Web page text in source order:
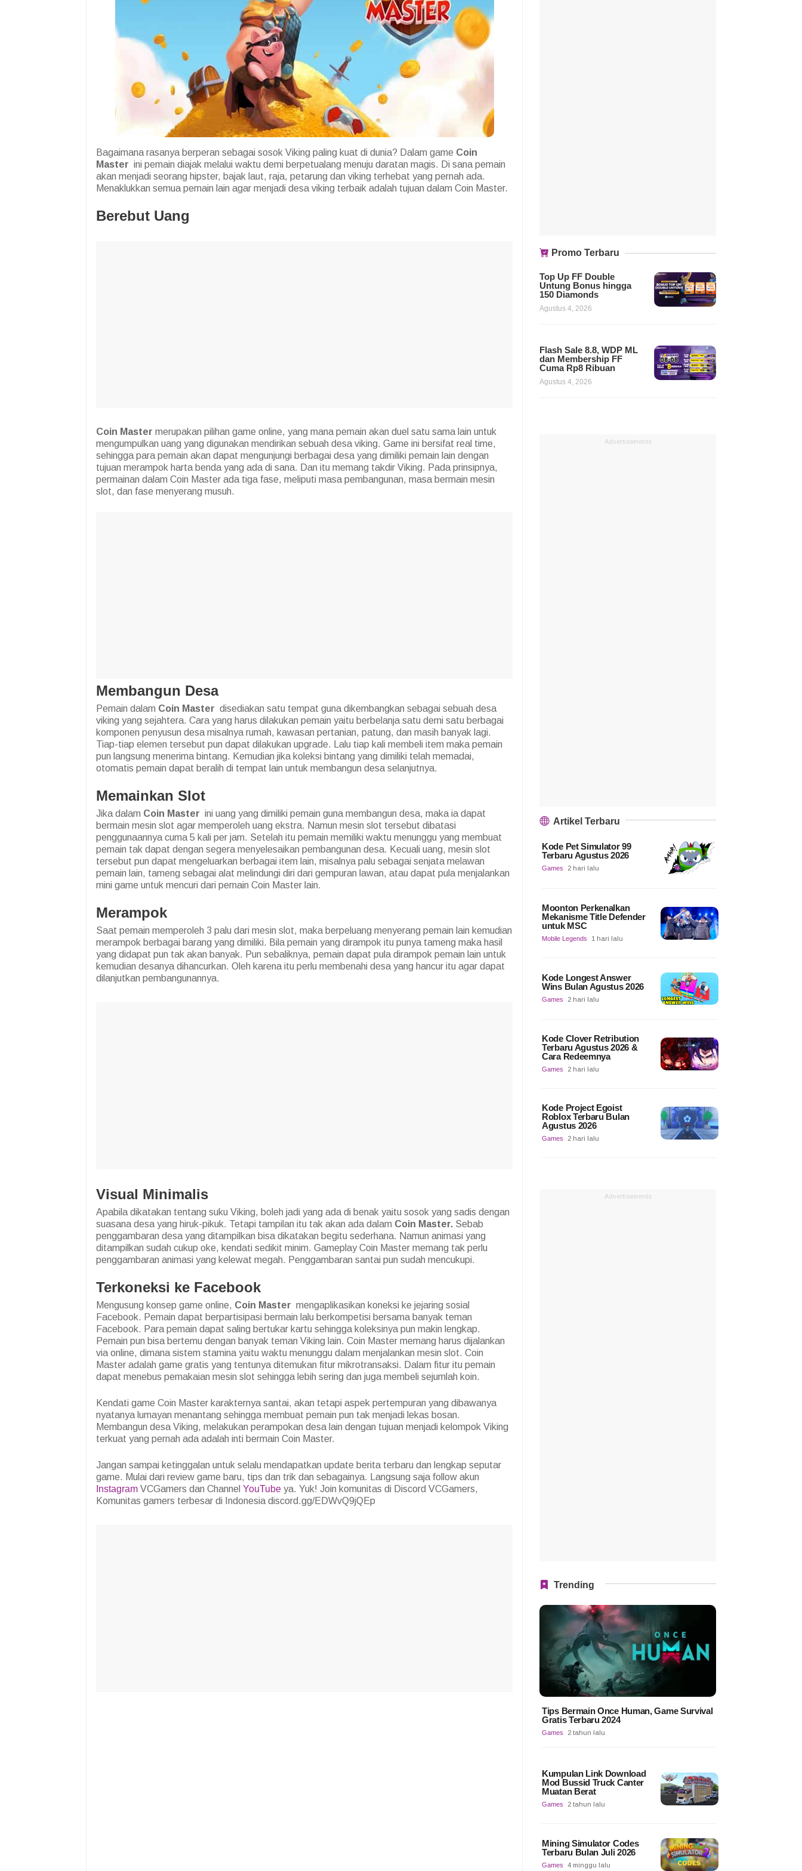
Bagaimana rasanya berperan sebagai sosok Viking paling kuat di dunia? Dalam game Coin
Master ini pemain diajak melalui waktu demi berpetualang menuju daratan magis. Di sana pemain
akan menjadi seorang hipster, bajak laut, raja, petarung dan viking terhebat yang pernah ada.
Menaklukkan semua pemain lain agar menjadi desa viking terbaik adalah tujuan dalam Coin Master.
Berebut Uang
Coin Master merupakan pilihan game online, yang mana pemain akan duel satu sama lain untuk
mengumpulkan uang yang digunakan mendirikan sebuah desa viking. Game ini bersifat real time,
sehingga para pemain akan dapat mengunjungi berbagai desa yang dimiliki pemain lain dengan
tujuan merampok harta benda yang ada di sana. Dan itu memang takdir Viking. Pada prinsipnya,
permainan dalam Coin Master ada tiga fase, meliputi masa pembangunan, masa bermain mesin
slot, dan fase menyerang musuh.
Membangun Desa
Pemain dalam Coin Master disediakan satu tempat guna dikembangkan sebagai sebuah desa
viking yang sejahtera. Cara yang harus dilakukan pemain yaitu berbelanja satu demi satu berbagai
komponen penyusun desa misalnya rumah, kawasan pertanian, patung, dan masih banyak lagi.
Tiap-tiap elemen tersebut pun dapat dilakukan upgrade. Lalu tiap kali membeli item maka pemain
pun langsung menerima bintang. Kemudian jika koleksi bintang yang dimiliki telah memadai,
otomatis pemain dapat beralih di tempat lain untuk membangun desa selanjutnya.
Memainkan Slot
Jika dalam Coin Master ini uang yang dimiliki pemain guna membangun desa, maka ia dapat
bermain mesin slot agar memperoleh uang ekstra. Namun mesin slot tersebut dibatasi
penggunaannya cuma 5 kali per jam. Setelah itu pemain memiliki waktu menunggu yang membuat
pemain tak dapat dengan segera menyelesaikan pembangunan desa. Kecuali uang, mesin slot
tersebut pun dapat mengeluarkan berbagai item lain, misalnya palu sebagai senjata melawan
pemain lain, tameng sebagai alat melindungi diri dari gempuran lawan, atau dapat pula menjalankan
mini game untuk mencuri dari pemain Coin Master lain.
Merampok
Saat pemain memperoleh 3 palu dari mesin slot, maka berpeluang menyerang pemain lain kemudian
merampok berbagai barang yang dimiliki. Bila pemain yang dirampok itu punya tameng maka hasil
yang didapat pun tak akan banyak. Pun sebaliknya, pemain dapat pula dirampok pemain lain untuk
kemudian desanya dihancurkan. Oleh karena itu perlu membenahi desa yang hancur itu agar dapat
dilanjutkan pembangunannya.
Visual Minimalis
Apabila dikatakan tentang suku Viking, boleh jadi yang ada di benak yaitu sosok yang sadis dengan
suasana desa yang hiruk-pikuk. Tetapi tampilan itu tak akan ada dalam Coin Master. Sebab
penggambaran desa yang ditampilkan bisa dikatakan begitu sederhana. Namun animasi yang
ditampilkan sudah cukup oke, kendati sedikit minim. Gameplay Coin Master memang tak perlu
penggambaran animasi yang kelewat megah. Penggambaran santai pun sudah mencukupi.
Terkoneksi ke Facebook
Mengusung konsep game online, Coin Master mengaplikasikan koneksi ke jejaring sosial
Facebook. Pemain dapat berpartisipasi bermain lalu berkompetisi bersama banyak teman
Facebook. Para pemain dapat saling bertukar kartu sehingga koleksinya pun makin lengkap.
Pemain pun bisa bertemu dengan banyak teman Viking lain. Coin Master memang harus dijalankan
via online, dimana sistem stamina yaitu waktu menunggu dalam menjalankan mesin slot. Coin
Master adalah game gratis yang tentunya ditemukan fitur mikrotransaksi. Dalam fitur itu pemain
dapat menebus pemakaian mesin slot sehingga lebih sering dan juga membeli sejumlah koin.
Kendati game Coin Master karakternya santai, akan tetapi aspek pertempuran yang dibawanya
nyatanya lumayan menantang sehingga membuat pemain pun tak menjadi lekas bosan.
Membangun desa Viking, melakukan perampokan desa lain dengan tujuan menjadi kelompok Viking
terkuat yang pernah ada adalah inti bermain Coin Master.
Jangan sampai ketinggalan untuk selalu mendapatkan update berita terbaru dan lengkap seputar
game. Mulai dari review game baru, tips dan trik dan sebagainya. Langsung saja follow akun
Instagram VCGamers dan Channel YouTube ya. Yuk! Join komunitas di Discord VCGamers,
Komunitas gamers terbesar di Indonesia discord.gg/EDWvQ9jQEp
Promo Terbaru
Top Up FF Double
Untung Bonus hingga
150 Diamonds
Agustus 4, 2026
Flash Sale 8.8, WDP ML
dan Membership FF
Cuma Rp8 Ribuan
Agustus 4, 2026
Advertisements
Artikel Terbaru
Kode Pet Simulator 99
Terbaru Agustus 2026
Games 2 hari lalu
Moonton Perkenalkan
Mekanisme Title Defender
untuk MSC
Mobile Legends 1 hari lalu
Kode Longest Answer
Wins Bulan Agustus 2026
Games 2 hari lalu
Kode Clover Retribution
Terbaru Agustus 2026 &
Cara Redeemnya
Games 2 hari lalu
Kode Project Egoist
Roblox Terbaru Bulan
Agustus 2026
Games 2 hari lalu
Advertisements
Trending
Tips Bermain Once Human, Game Survival
Gratis Terbaru 2024
Games 2 tahun lalu
Kumpulan Link Download
Mod Bussid Truck Canter
Muatan Berat
Games 2 tahun lalu
Mining Simulator Codes
Terbaru Bulan Juli 2026
Games 4 minggu lalu